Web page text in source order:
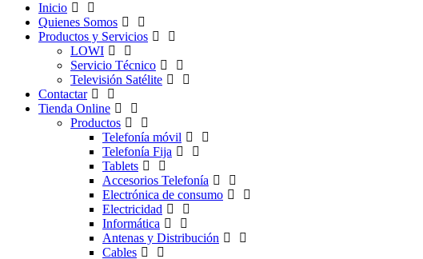
Inicio
Quienes Somos
Productos y Servicios
LOWI
Servicio Técnico
Televisión Satélite
Contactar
Tienda Online
Productos
Telefonía móvil
Telefonía Fija
Tablets
Accesorios Telefonía
Electrónica de consumo
Electricidad
Informática
Antenas y Distribución
Cables